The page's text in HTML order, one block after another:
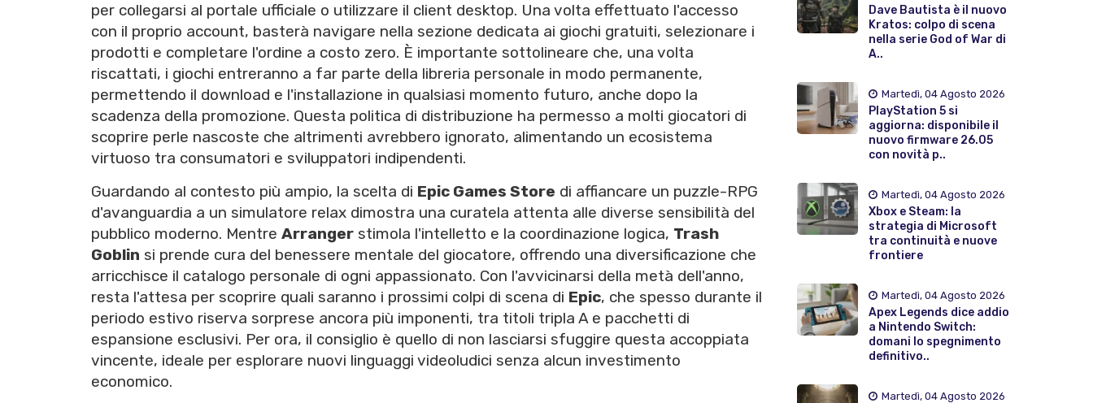
per collegarsi al portale ufficiale o utilizzare il client desktop. Una volta effettuato l'accesso
con il proprio account, basterà navigare nella sezione dedicata ai giochi gratuiti, selezionare i
prodotti e completare l'ordine a costo zero. È importante sottolineare che, una volta
riscattati, i giochi entreranno a far parte della libreria personale in modo permanente,
permettendo il download e l'installazione in qualsiasi momento futuro, anche dopo la
scadenza della promozione. Questa politica di distribuzione ha permesso a molti giocatori di
scoprire perle nascoste che altrimenti avrebbero ignorato, alimentando un ecosistema
virtuoso tra consumatori e sviluppatori indipendenti.
Guardando al contesto più ampio, la scelta di Epic Games Store di affiancare un puzzle-RPG
d'avanguardia a un simulatore relax dimostra una curatela attenta alle diverse sensibilità del
pubblico moderno. Mentre Arranger stimola l'intelletto e la coordinazione logica, Trash
Goblin si prende cura del benessere mentale del giocatore, offrendo una diversificazione che
arricchisce il catalogo personale di ogni appassionato. Con l'avvicinarsi della metà dell'anno,
resta l'attesa per scoprire quali saranno i prossimi colpi di scena di Epic, che spesso durante il
periodo estivo riserva sorprese ancora più imponenti, tra titoli tripla A e pacchetti di
espansione esclusivi. Per ora, il consiglio è quello di non lasciarsi sfuggire questa accoppiata
vincente, ideale per esplorare nuovi linguaggi videoludici senza alcun investimento
economico.
Dave Bautista è il nuovo
Kratos: colpo di scena
nella serie God of War di
A..
Martedì, 04 Agosto 2026
PlayStation 5 si
aggiorna: disponibile il
nuovo firmware 26.05
con novità p..
Martedì, 04 Agosto 2026
Xbox e Steam: la
strategia di Microsoft
tra continuità e nuove
frontiere
Martedì, 04 Agosto 2026
Apex Legends dice addio
a Nintendo Switch:
domani lo spegnimento
definitivo..
Martedì, 04 Agosto 2026